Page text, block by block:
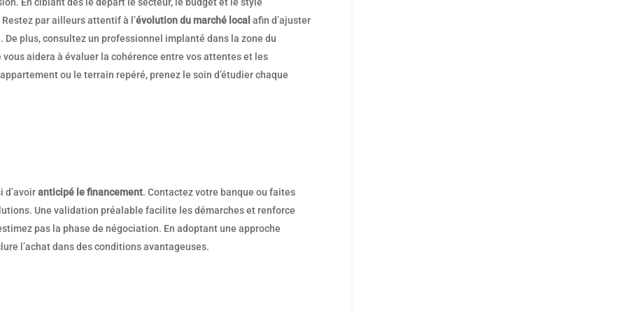
par ailleurs attentif à l’évolution du marché local afin d’ajuster
plus, consultez un professionnel implanté dans la zone du
aidera à évaluer la cohérence entre vos attentes et les
ou le terrain repéré, prenez le soin d’étudier chaque
d’avoiranticipé le financement. Contactez votre banque ou faites
Une validation préalable facilite les démarches et renforce
pas la phase de négociation. En adoptant une approche
l’achat dans des conditions avantageuses.